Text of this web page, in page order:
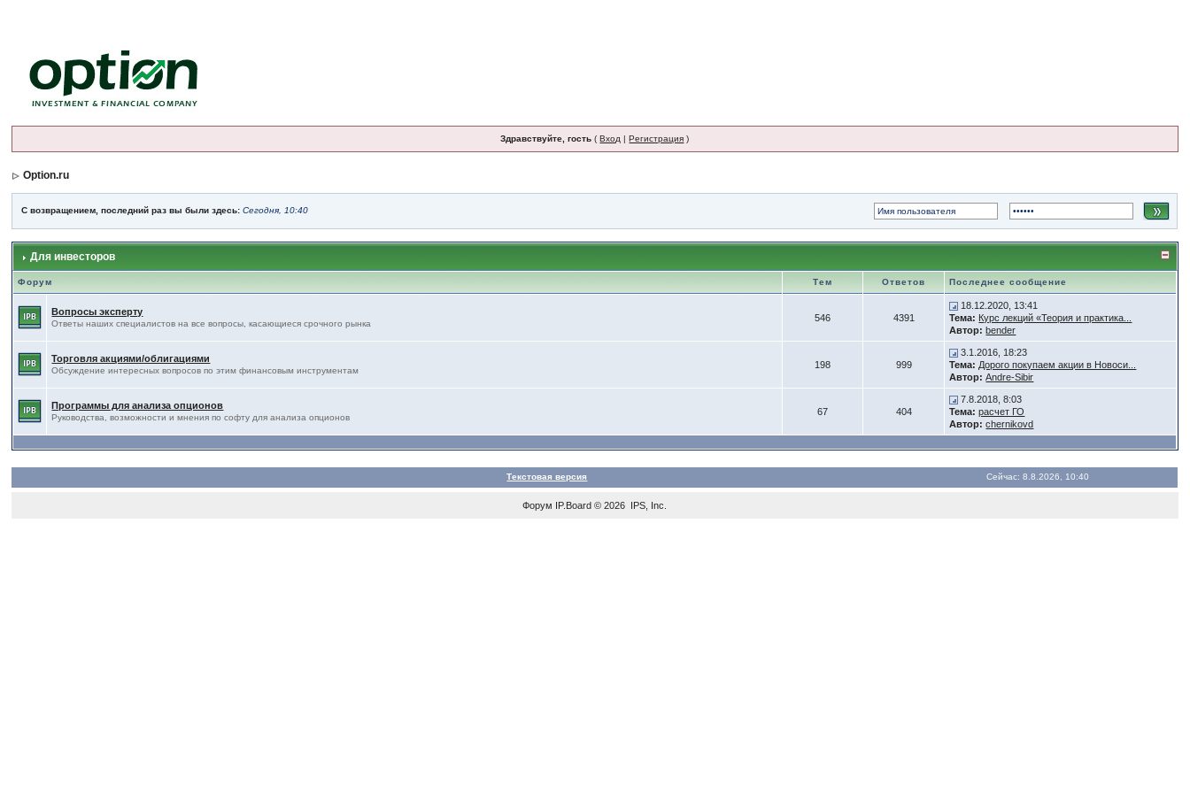
Здравствуйте, гость (Вход |Регистрация )
Option.ru
С возвращением, последний раз вы были здесь:Сегодня, 10:40
Для инвесторов
Форум Тем Ответов Последнее сообщение
Вопросы эксперту
Ответы наших специалистов на все вопросы, касающиеся срочного рынка
546 4391
18.12.2020, 13:41
Тема: Курс лекций «Теория и практика...
Автор: bender
Торговля акциями/облигациями
Обсуждение интересных вопросов по этим финансовым инструментам
198 999
3.1.2016, 18:23
Тема: Дорого покупаем акции в Новоси...
Автор: Andre-Sibir
Программы для анализа опционов
Руководства, возможности и мнения по софту для анализа опционов
67 404
7.8.2018, 8:03
Тема: расчет ГО
Автор: chernikovd
Текстовая версия Сейчас: 8.8.2026, 10:40
Форум IP.Board © 2026 IPS, Inc